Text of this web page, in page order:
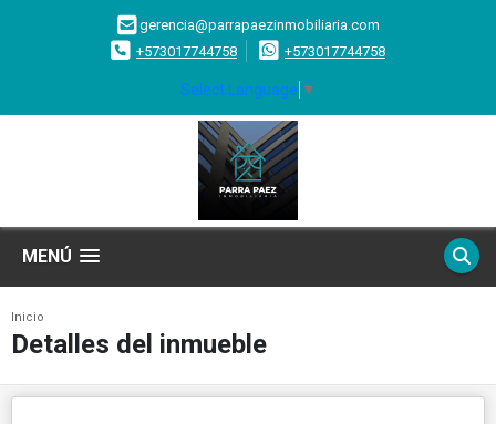
gerencia@parrapaezinmobiliaria.com
+573017744758
+573017744758
Select Language ▼
MENÚ
Inicio
Detalles del inmueble